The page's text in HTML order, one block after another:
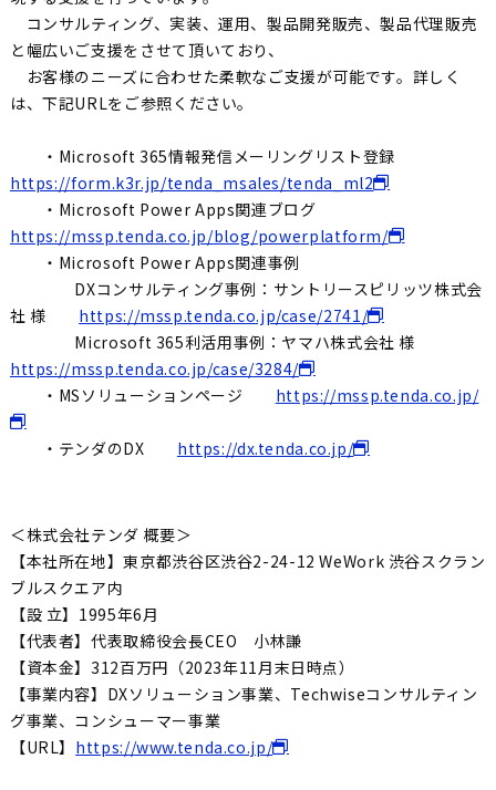
コンサルティング、実装、運用、製品開発販売、製品代理販売
と幅広いご支援をさせて頂いており、
お客様のニーズに合わせた柔軟なご支援が可能です。詳しく
は、下記URLをご参照ください。
・Microsoft 365情報発信メーリングリスト登録
https://form.k3r.jp/tenda_msales/tenda_ml2
・Microsoft Power Apps関連ブログ
https://mssp.tenda.co.jp/blog/powerplatform/
・Microsoft Power Apps関連事例
DXコンサルティング事例：サントリースピリッツ株式会
社 様 https://mssp.tenda.co.jp/case/2741/
Microsoft 365利活用事例：ヤマハ株式会社 様
https://mssp.tenda.co.jp/case/3284/
・MSソリューションページ https://mssp.tenda.co.jp/
・テンダのDX https://dx.tenda.co.jp/
＜株式会社テンダ 概要＞
【本社所在地】東京都渋谷区渋谷2-24-12 WeWork 渋谷スクラン
ブルスクエア内
【設 立】1995年6月
【代表者】代表取締役会長CEO 小林謙
【資本金】312百万円（2023年11月末日時点）
【事業内容】DXソリューション事業、Techwiseコンサルティン
グ事業、コンシューマー事業
【URL】 https://www.tenda.co.jp/